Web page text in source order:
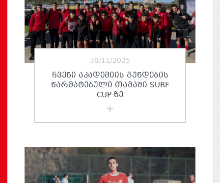
30/11/2025
ᲩᲕᲔᲜᲘ ᲐᲙᲐᲓᲔᲛᲘᲘᲡ ᲒᲣᲜᲓᲔᲑᲘᲡ
ᲬᲐᲠᲛᲐᲢᲔᲑᲣᲚᲘ ᲗᲐᲛᲐᲨᲘ SURF
CUP-ᲖᲔ